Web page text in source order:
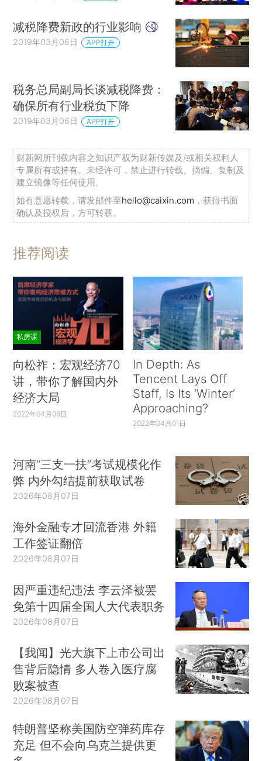
减税降费新政的行业影响
2019年03月06日 APP打开
税务总局副局长谈减税降费：
确保所有行业税负下降
2019年03月06日 APP打开
财新网所刊载内容之知识产权为财新传媒及/或相关权利人
专属所有或持有。未经许可，禁止进行转载、摘编、复制及
建立镜像等任何使用。
如有意愿转载，请发邮件至hello@caixin.com ，获得书面
确认及授权后，方可转载。
推荐阅读
私房课
向松祚：宏观经济70
讲，带你了解国内外
经济大局
2022年04月06日
In Depth: As
Tencent Lays Off
Staff, Is Its ‘Winter’
Approaching?
2022年04月01日
河南“三支一扶”考试规模化作
弊 内外勾结提前获取试卷
2026年08月07日
海外金融专才回流香港 外籍
工作签证翻倍
2026年08月07日
因严重违纪违法 李云泽被罢
免第十四届全国人大代表职务
2026年08月07日
【我闻】光大旗下上市公司出
售背后隐情 多人卷入医疗腐
败案被查
2026年08月07日
特朗普坚称美国防空弹药库存
充足 但不会向乌克兰提供更